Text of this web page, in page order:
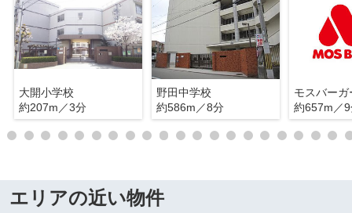
大開小学校
約207m／3分
野田中学校
約586m／8分
モスバー
約657m／
エリアの近い物件